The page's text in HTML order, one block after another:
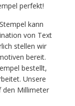
perfekt!
kann
von Text
stellen wir
bereit.
bestellt,
Unsere
den Millimeter